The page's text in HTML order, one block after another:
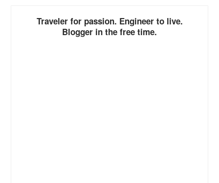
Traveler for passion. Engineer to live.
Blogger in the free time.